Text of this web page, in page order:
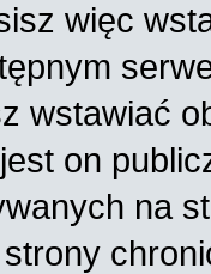
więc
wstawiać
on
na